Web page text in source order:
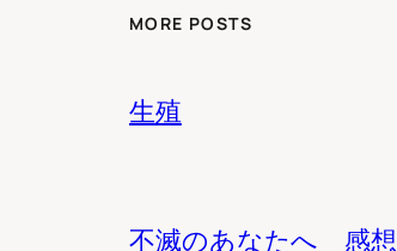
MORE POSTS
生殖
不滅のあなたへ 感想